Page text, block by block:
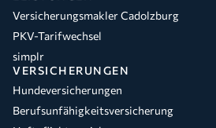
Versicherungsmakler Cadolzburg
PKV-Tarifwechsel
simplr
VERSICHERUNGEN
Hundeversicherungen
Berufsunfähigkeitsversicherung